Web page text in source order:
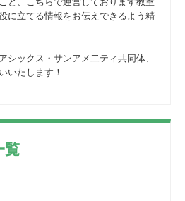
に立てる情報をお伝えできるよう精
シックス・サンアメ二ティ共同体、
いたします！
覧